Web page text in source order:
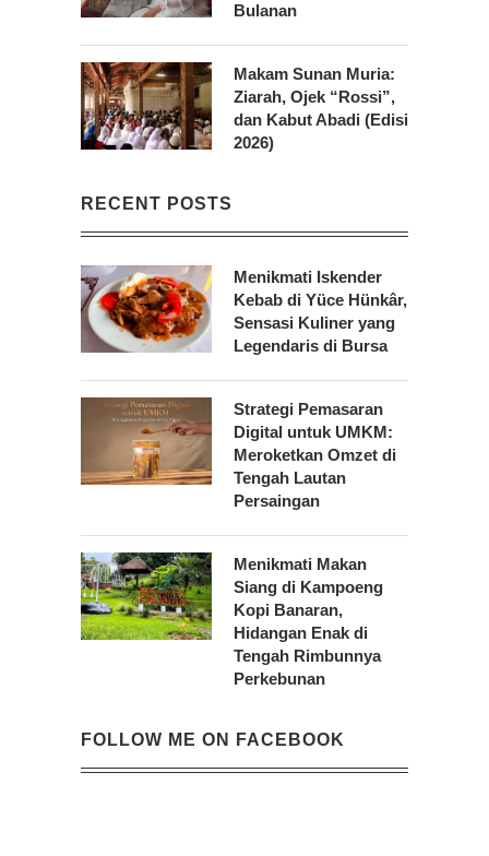
Bulanan
Makam Sunan Muria:
Ziarah, Ojek “Rossi”,
dan Kabut Abadi (Edisi
2026)
RECENT POSTS
Menikmati Iskender
Kebab di Yüce Hünkâr,
Sensasi Kuliner yang
Legendaris di Bursa
Strategi Pemasaran
Digital untuk UMKM:
Meroketkan Omzet di
Tengah Lautan
Persaingan
Menikmati Makan
Siang di Kampoeng
Kopi Banaran,
Hidangan Enak di
Tengah Rimbunnya
Perkebunan
FOLLOW ME ON FACEBOOK